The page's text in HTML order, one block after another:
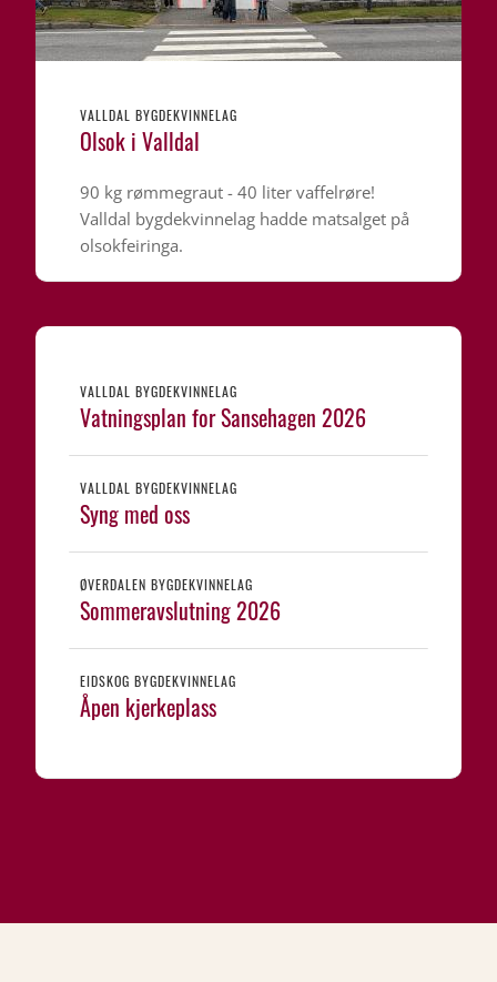
VALLDAL BYGDEKVINNELAG
Olsok i Valldal
90 kg rømmegraut - 40 liter vaffelrøre!
Valldal bygdekvinnelag hadde matsalget på
olsokfeiringa.
VALLDAL BYGDEKVINNELAG
Vatningsplan for Sansehagen 2026
VALLDAL BYGDEKVINNELAG
Syng med oss
ØVERDALEN BYGDEKVINNELAG
Sommeravslutning 2026
EIDSKOG BYGDEKVINNELAG
Åpen kjerkeplass